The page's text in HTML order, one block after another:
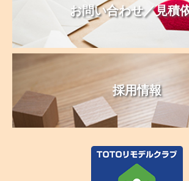
お問い合わせ／見積
採用情報